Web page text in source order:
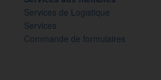
Services de Logistique
Services
Commande de formulaires